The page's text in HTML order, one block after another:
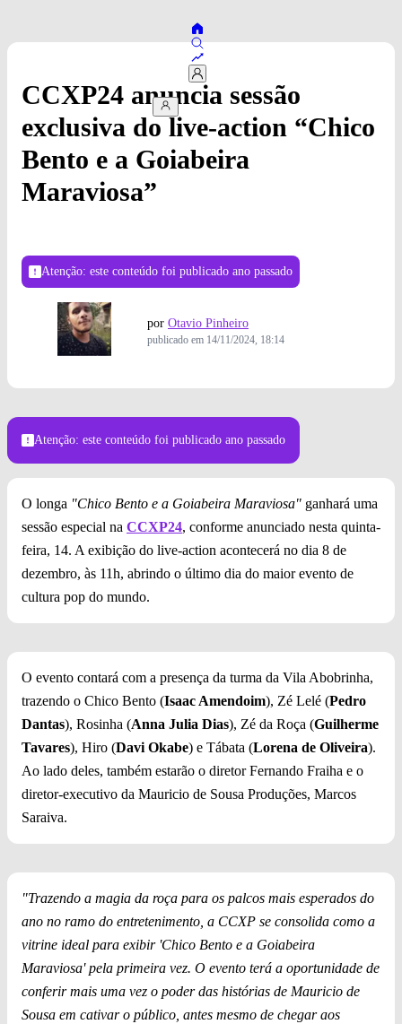
CCXP24 anuncia sessão
exclusiva do live-action “Chico
Bento e a Goiabeira
Maraviosa”
Atenção: este conteúdo foi publicado ano passado
por Otavio Pinheiro
publicado em 14/11/2024, 18:14
Atenção: este conteúdo foi publicado ano passado
O longa "Chico Bento e a Goiabeira Maraviosa" ganhará uma
sessão especial na CCXP24, conforme anunciado nesta quinta-
feira, 14. A exibição do live-action acontecerá no dia 8 de
dezembro, às 11h, abrindo o último dia do maior evento de
cultura pop do mundo.
O evento contará com a presença da turma da Vila Abobrinha,
trazendo o Chico Bento (Isaac Amendoim), Zé Lelé (Pedro
Dantas), Rosinha (Anna Julia Dias), Zé da Roça (Guilherme
Tavares), Hiro (Davi Okabe) e Tábata (Lorena de Oliveira).
Ao lado deles, também estarão o diretor Fernando Fraiha e o
diretor-executivo da Mauricio de Sousa Produções, Marcos
Saraiva.
"Trazendo a magia da roça para os palcos mais esperados do
ano no ramo do entretenimento, a CCXP se consolida como a
vitrine ideal para exibir 'Chico Bento e a Goiabeira
Maraviosa' pela primeira vez. O evento terá a oportunidade de
conferir mais uma vez o poder das histórias de Mauricio de
Sousa em cativar o público, antes mesmo de chegar aos